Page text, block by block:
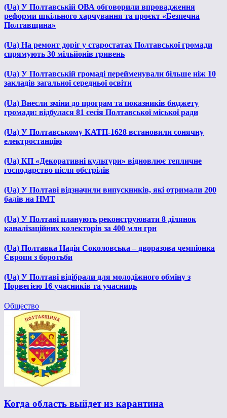
(Ua) У Полтавській ОВА обговорили впровадження
реформи шкільного харчування та проєкт «Безпечна
Полтавщина»
(Ua) На ремонт доріг у старостатах Полтавської громади
спрямують 30 мільйонів гривень
(Ua) У Полтавській громаді перейменували більше ніж 10
закладів загальної середньої освіти
(Ua) Внесли зміни до програм та показників бюджету
громади: відбулася 81 сесія Полтавської міської ради
(Ua) У Полтавському КАТП-1628 встановили сонячну
електростанцію
(Ua) КП «Декоративні культури» відновлює тепличне
господарство після обстрілів
(Ua) У Полтаві відзначили випускників, які отримали 200
балів на НМТ
(Ua) У Полтаві планують реконструювати 8 ділянок
каналізаційних колекторів за 400 млн грн
(Ua) Полтавка Надія Соколовська – дворазова чемпіонка
Європи з боротьби
(Ua) У Полтаві відібрали для молодіжного обміну з
Норвегією 16 учасників та учасниць
Общество
Когда область выйдет из карантина